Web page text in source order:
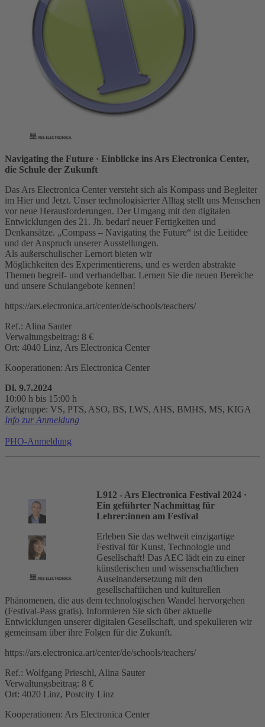
Navigating the Future · Einblicke ins Ars Electronica Center,
die Schule der Zukunft
Das Ars Electronica Center versteht sich als Kompass und Begleiter
im Hier und Jetzt. Unser technologisierter Alltag stellt uns Menschen
vor neue Herausforderungen. Der Umgang mit den digitalen
Entwicklungen des 21. Jh. bedarf neuer Fertigkeiten und
Denkansätze. „Compass – Navigating the Future“ ist die Leitidee
und der Anspruch unserer Ausstellungen.
Als außerschulischer Lernort bieten wir
Möglichkeiten des Experimentierens, und es werden abstrakte
Themen begreif- und verhandelbar. Lernen Sie die neuen Bereiche
und unsere Schulangebote kennen!
https://ars.electronica.art/center/de/schools/teachers/
Ref.: Alina Sauter
Verwaltungsbeitrag: 8 €
Ort: 4040 Linz, Ars Electronica Center
Kooperationen: Ars Electronica Center
Di. 9.7.2024
10:00 h bis 15:00 h
Zielgruppe: VS, PTS, ASO, BS, LWS, AHS, BMHS, MS, KIGA
Info zur Anmeldung
PHO-Anmeldung
L912 - Ars Electronica Festival 2024 ·
Ein geführter Nachmittag für
Lehrer:innen am Festival
Erleben Sie das weltweit einzigartige
Festival für Kunst, Technologie und
Gesellschaft! Das AEC lädt ein zu einer
künstlerischen und wissenschaftlichen
Auseinandersetzung mit den
gesellschaftlichen und kulturellen
Phänomenen, die aus dem technologischen Wandel hervorgehen
(Festival-Pass gratis). Informieren Sie sich über aktuelle
Entwicklungen unserer digitalen Gesellschaft, und spekulieren wir
gemeinsam über ihre Folgen für die Zukunft.
https://ars.electronica.art/center/de/schools/teachers/
Ref.: Wolfgang Prieschl, Alina Sauter
Verwaltungsbeitrag: 8 €
Ort: 4020 Linz, Postcity Linz
Kooperationen: Ars Electronica Center